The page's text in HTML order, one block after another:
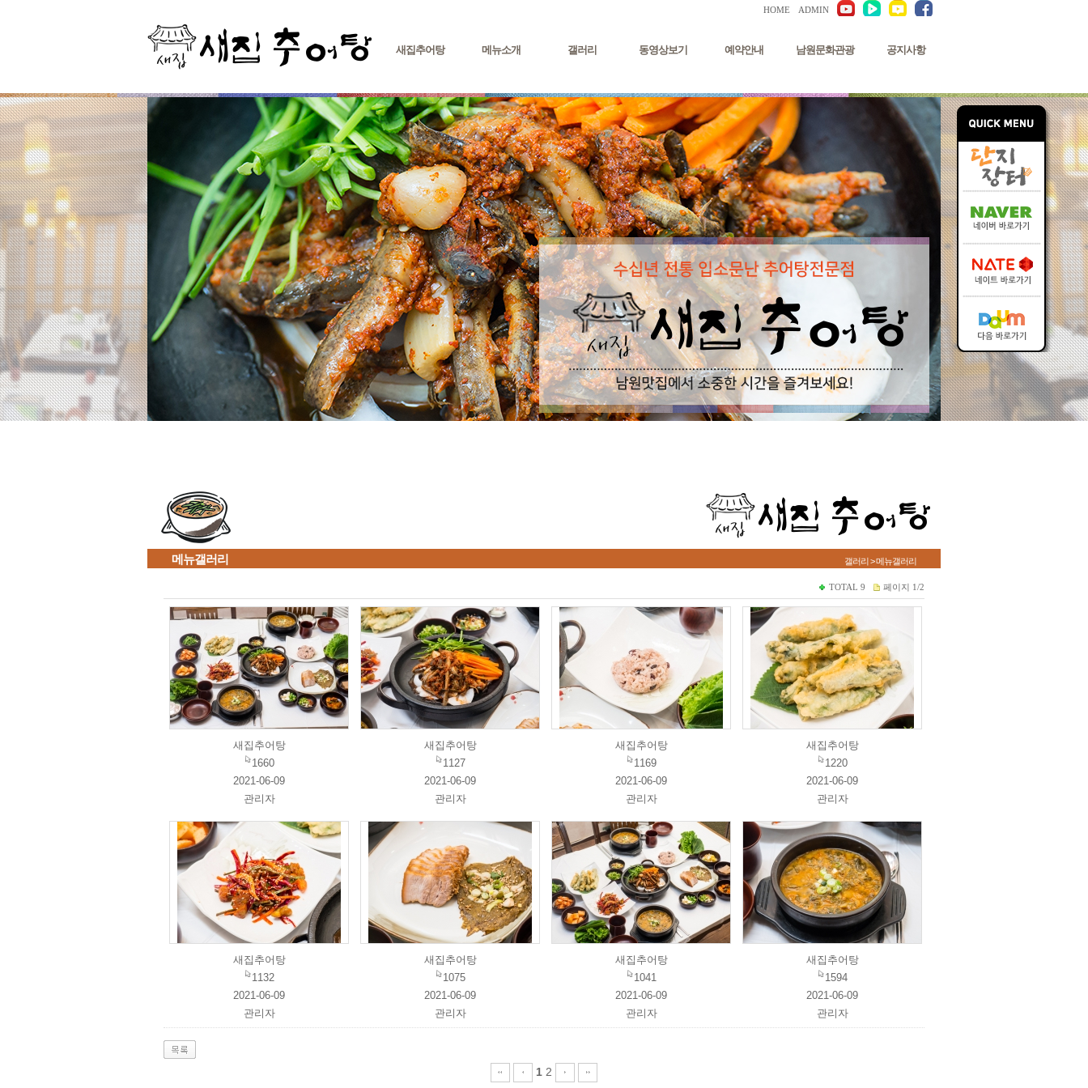
HOME ADMIN
새집추어탕 메뉴소개 갤러리 동영상보기 예약안내 남원문화관광 공지사항
메뉴갤러리 갤러리 > 메뉴갤러리
TOTAL 9 페이지 1/2
새집추어탕
1660
2021-06-09
관리자
새집추어탕
1127
2021-06-09
관리자
새집추어탕
1169
2021-06-09
관리자
새집추어탕
1220
2021-06-09
관리자
새집추어탕
1132
2021-06-09
관리자
새집추어탕
1075
2021-06-09
관리자
새집추어탕
1041
2021-06-09
관리자
새집추어탕
1594
2021-06-09
관리자
1 2